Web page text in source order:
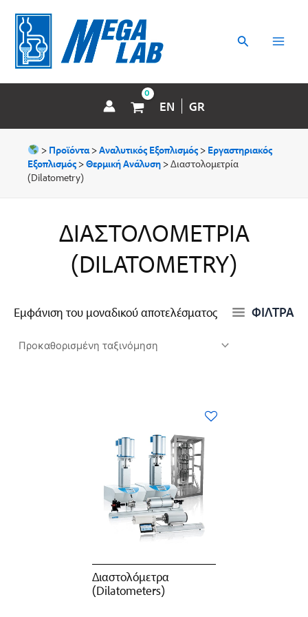
περιεχόμενο
Αναζήτηση
EN GR
> Προϊόντα>Αναλυτικός Εξοπλισμός> Εργαστηριακός
Εξοπλισμός>Θερμική Ανάλυση>Διαστολομετρία
(Dilatometry)
ΔΙΑΣΤΟΛΟΜΕΤΡΊΑ
(DILATOMETRY)
Εμφάνιση του μοναδικού αποτελέσματος ΦΙΛΤΡΑ
Διαστολόμετρα
(Dilatometers)